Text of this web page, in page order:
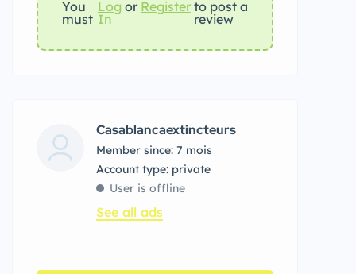
You
must
Log
In
or Register to post a
review
Casablancaextincteurs
Member since: 7 mois
account type: private
User is offline
See all ads